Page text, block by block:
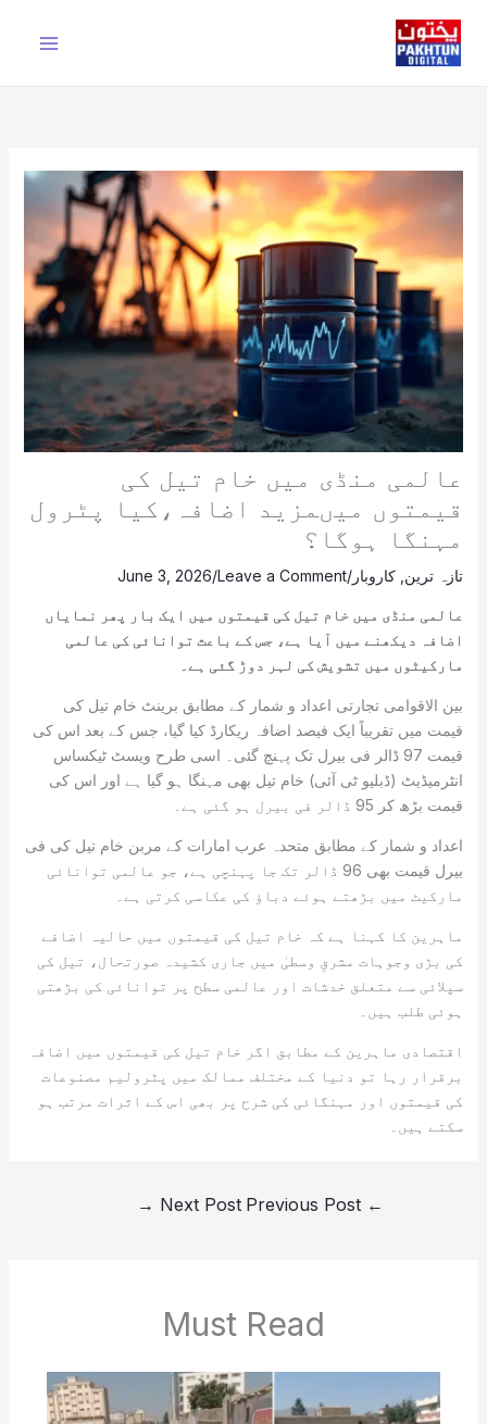
content
عالمی منڈی میں خام تیل کی
قیمتوں میںمزید اضافہ،کیا پٹرول
مہنگا ہوگا؟
تازہ ترین کاروبار /
Leave a Comment
/
June 3, 2026
عالمی منڈی میں خام تیل کی قیمتوں میں ایک بار پھر نمایاں
اضافہ دیکھنے میں آیا ہے، جس کے باعث توانائی کی عالمی
مارکیٹوں میں تشویش کی لہر دوڑ گئی ہے۔
بین الاقوامی تجارتی اعداد و شمار کے مطابق برینٹ خام تیل کی
قیمت میں تقریباً ایک فیصد اضافہ ریکارڈ کیا گیا، جس کے بعد اس کی
قیمت 97 ڈالر فی بیرل تک پہنچ گئی۔ اسی طرح ویسٹ ٹیکساس
انٹرمیڈیٹ (ڈبلیو ٹی آئی) خام تیل بھی مہنگا ہو گیا ہے اور اس کی
قیمت بڑھ کر 95 ڈالر فی بیرل ہو گئی ہے۔
اعداد و شمار کے مطابق متحدہ عرب امارات کے مربن خام تیل کی فی
بیرل قیمت بھی 96 ڈالر تک جا پہنچی ہے، جو عالمی توانائی
مارکیٹ میں بڑھتے ہوئے دباؤ کی عکاسی کرتی ہے۔
ماہرین کا کہنا ہے کہ خام تیل کی قیمتوں میں حالیہ اضافے
کی بڑی وجوہات مشرقِ وسطیٰ میں جاری کشیدہ صورتحال، تیل کی
سپلائی سے متعلق خدشات اور عالمی سطح پر توانائی کی بڑھتی
ہوئی طلب ہیں۔
اقتصادی ماہرین کے مطابق اگر خام تیل کی قیمتوں میں اضافہ
برقرار رہا تو دنیا کے مختلف ممالک میں پٹرولیم مصنوعات
کی قیمتوں اور مہنگائی کی شرح پر بھی اس کے اثرات مرتب ہو
سکتے ہیں۔
←
Next Post
→
Must Read